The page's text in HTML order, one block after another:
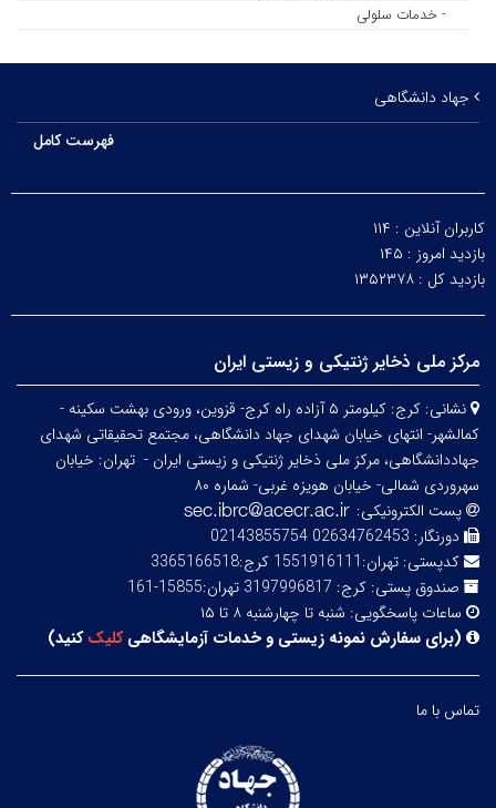
- خدمات سلولی
جهاد دانشگاهی
فهرست کامل
کاربران آنلاین : ۱۱۴
بازدید امروز : ۱۴۵
بازدید کل : ۱۳۵۲۳۷۸
مرکز ملی ذخایر ژنتیکی و زیستی ایران
نشانی:
کرج: کیلومتر ۵ آزاده راه کرج- قزوین، ورودی بهشت سکینه -
کمالشهر- انتهای خیابان شهدای جهاد دانشگاهی، مجتمع تحقیقاتی شهدای
جهاددانشگاهی، مرکز ملی ذخایر ژنتیکی و زیستی ایران - تهران: خیابان
سهروردی شمالی- خیابان هویزه غربی- شماره ۸۰
پست الکترونیکی:
دورنگار: 02634762453 02143855754
کدپستی: تهران:1551916111 کرج:3365166518
صندوق پستی: کرج: 3197996817 تهران:15855-161
ساعات پاسخگویی: شنبه تا چهارشنبه ۸ تا ۱۵
(برای سفارش نمونه زیستی و خدمات آزمایشگاهیکلیککنید)
تماس با ما